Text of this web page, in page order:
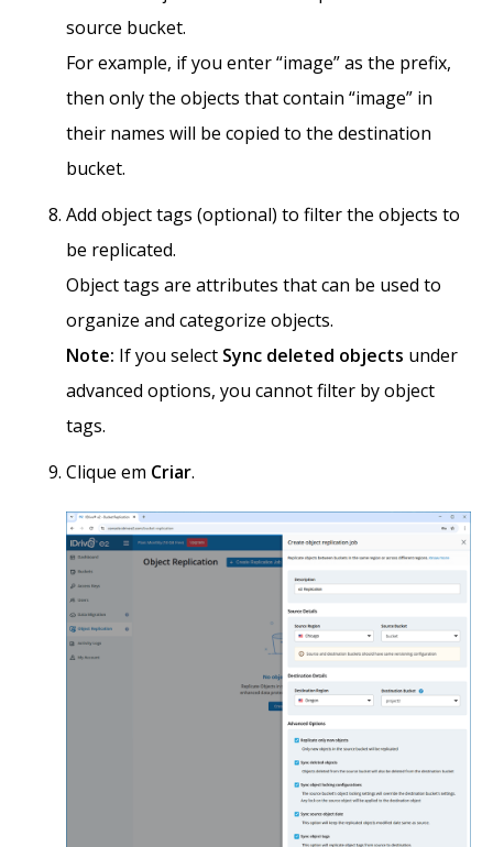
source bucket.
For example, if you enter “image” as the prefix,
then only the objects that contain “image” in
their names will be copied to the destination
bucket.
Add object tags (optional) to filter the objects to
be replicated.
Object tags are attributes that can be used to
organize and categorize objects.
Note: If you select Sync deleted objects under
advanced options, you cannot filter by object
tags.
Clique em Criar.